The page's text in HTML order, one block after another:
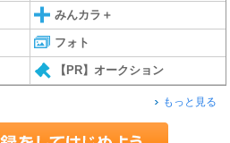
みんカラ＋
フォト
【PR】オークション
もっと見る